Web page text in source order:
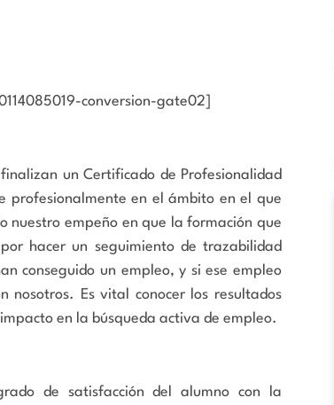
conversion-gate02]
un Certificado de Profesionalidad
profesionalmente en el ámbito en el que
nuestro empeño en que la formación que
hacer un seguimiento de trazabilidad
conseguido un empleo, y si ese empleo
nosotros. Es vital conocer los resultados
en la búsqueda activa de empleo.
de satisfacción del alumno con la